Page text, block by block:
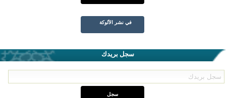
في نشر الألوكة
سجل بريدك